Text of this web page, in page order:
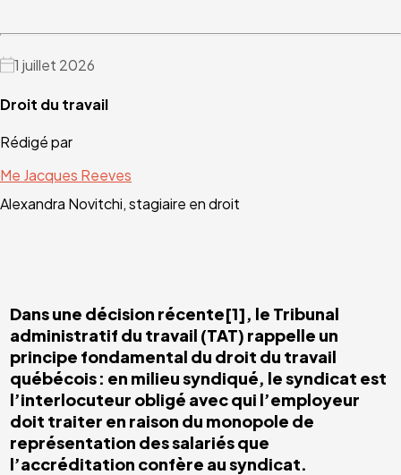
1 juillet 2026
Droit du travail
Rédigé par
Me Jacques Reeves
Alexandra Novitchi, stagiaire en droit
Dans une décision récente[1], le Tribunal
administratif du travail (TAT) rappelle un
principe fondamental du droit du travail
québécois : en milieu syndiqué, le syndicat est
l’interlocuteur obligé avec qui l’employeur
doit traiter en raison du monopole de
représentation des salariés que
l’accréditation confère au syndicat.